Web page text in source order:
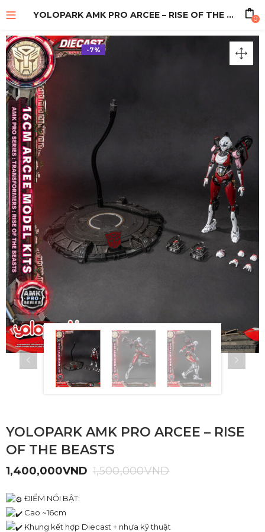
YOLOPARK AMK PRO ARCEE – RISE OF THE BEASTS 0
-7%
YOLOPARK AMK PRO ARCEE – RISE
OF THE BEASTS
1,400,000VND 1,500,000VND
ĐIỂM NỔI BẬT:
Cao ~16cm
Khung kết hợp Diecast + nhựa kỹ thuật